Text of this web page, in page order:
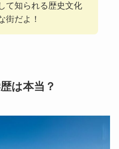
て知られる歴史文化
街だよ！
は本当？